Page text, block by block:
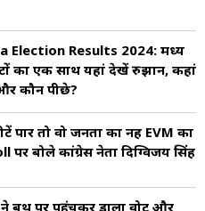
Election Results 2024: मध्य
का एक साथ यहां देखें रुझान, कहां
कौन पीछे?
पार तो वो जनता का नहीं EVM का
पर बोले कांग्रेस नेता दिग्विजय सिंह
बूथ पर पहुंचकर डाला वोट और